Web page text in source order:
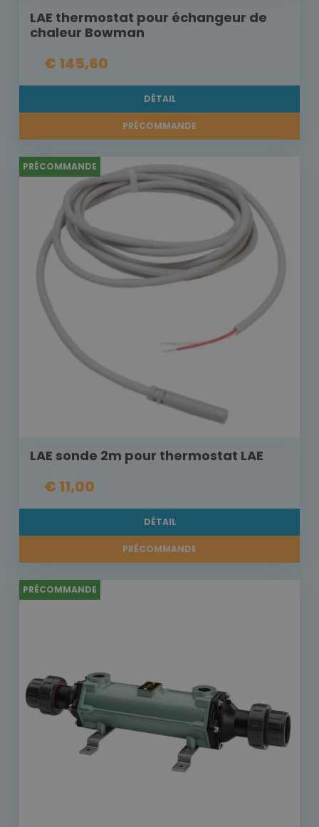
LAE thermostat pour échangeur de
chaleur Bowman
€ 145,60
DÉTAIL
PRÉCOMMANDE
PRÉCOMMANDE
LAE sonde 2m pour thermostat LAE
€ 11,00
DÉTAIL
PRÉCOMMANDE
PRÉCOMMANDE